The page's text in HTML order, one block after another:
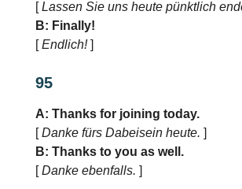
[Lassen Sie uns heute pünktlich
B: Finally!
[Endlich!]
95
A: Thanks for joining today.
[Danke fürs Dabeisein heute. ]
B: Thanks to you as well.
[Danke ebenfalls. ]